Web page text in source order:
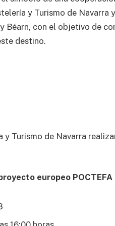
y Turismo de Navarra
Béarn, con el objetivo de
destino.
Turismo de Navarra
europeo POCTEFA